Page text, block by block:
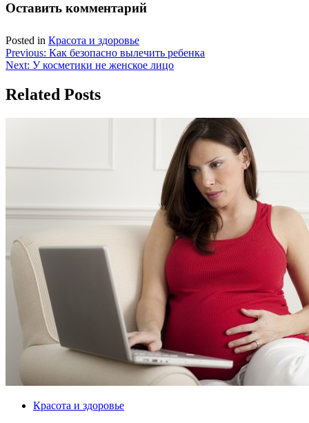
Оставить комментарий
Posted in Красота и здоровье
Навигация
по
записям
Previous: Как безопасно вылечить ребенка
Next: У косметики не женское лицо
Related Posts
Красота и здоровье